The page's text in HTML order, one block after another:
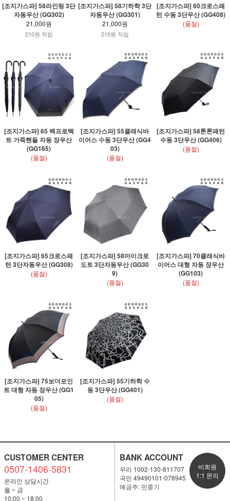
[조지가스파] 58라인링 3단
자동우산 (GG302)
21,000원
210원 적립
[조지가스파] 58기하학 3단
자동우산 (GG301)
21,000원
210원 적립
[조지가스파] 60크로스패
턴 수동 3단우산 (GG408)
(품절)
[조지가스파] 65 백프로텍
트 가죽핸들 자동 장우산
(GG165)
(품절)
[조지가스파] 55클래식바
이어스 수동 3단우산 (GG4
03)
(품절)
[조지가스파] 58톤톤패턴
수동 3단우산 (GG406)
(품절)
[조지가스파] 65크로스패
턴 3단자동우산 (GG308)
(품절)
[조지가스파] 58마이크로
도트 3단자동우산 (GG30
9)
(품절)
[조지가스파] 70클래식바
이어스 대형 자동 장우산
(GG103)
(품절)
[조지가스파] 75보더포인
트 대형 자동 장우산 (GG1
05)
(품절)
[조지가스파] 55기하학 수
동 3단우산 (GG401)
(품절)
CUSTOMER CENTER
0507-1406-5831
온라인 상담시간
월 ~ 금
10:00 ~ 18:00
BANK ACCOUNT
우리 1002-130-811707
국민 49490101-078945
예금주: 민중기
비회원
1:1 문의